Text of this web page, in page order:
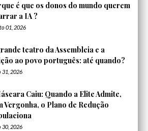
é que os donos do mundo querem
a IA ?
01, 2026
teatro da Assembleia e a
ao povo português: até quando?
31, 2026
Caiu: Quando a Elite Admite,
Vergonha, o Plano de Redução
30, 2026